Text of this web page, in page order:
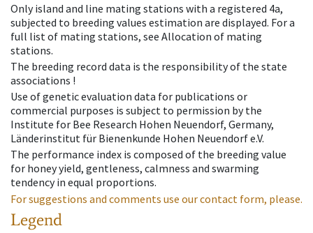
Only island and line mating stations with a registered 4a,
subjected to breeding values estimation are displayed. For a
full list of mating stations, see Allocation of mating
stations.
The breeding record data is the responsibility of the state
associations !
Use of genetic evaluation data for publications or
commercial purposes is subject to permission by the
Institute for Bee Research Hohen Neuendorf, Germany,
Länderinstitut für Bienenkunde Hohen Neuendorf e.V.
The performance index is composed of the breeding value
for honey yield, gentleness, calmness and swarming
tendency in equal proportions.
For suggestions and comments use our contact form, please.
Legend